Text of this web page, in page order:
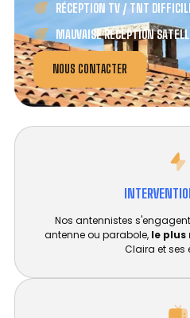
RÉCEPTION TV / TNT
MAUVAISE RÉCEPTION
NOUS CONTACTER
Nos antennistes
antenne ou parabole, le
Claira et ses